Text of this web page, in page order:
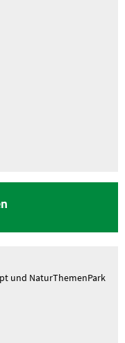
und NaturThemenPark